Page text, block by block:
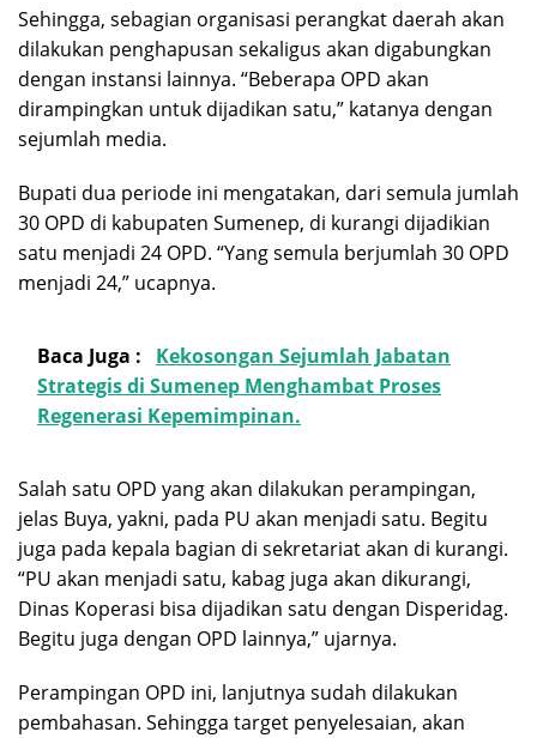
Sehingga, sebagian organisasi perangkat daerah akan
dilakukan penghapusan sekaligus akan digabungkan
dengan instansi lainnya. “Beberapa OPD akan
dirampingkan untuk dijadikan satu,” katanya dengan
sejumlah media.
Bupati dua periode ini mengatakan, dari semula jumlah
30 OPD di kabupaten Sumenep, di kurangi dijadikian
satu menjadi 24 OPD. “Yang semula berjumlah 30 OPD
menjadi 24,” ucapnya.
Baca Juga :
Kekosongan Sejumlah Jabatan
Strategis di Sumenep Menghambat Proses
Regenerasi Kepemimpinan.
Salah satu OPD yang akan dilakukan perampingan,
jelas Buya, yakni, pada PU akan menjadi satu. Begitu
juga pada kepala bagian di sekretariat akan di kurangi.
“PU akan menjadi satu, kabag juga akan dikurangi,
Dinas Koperasi bisa dijadikan satu dengan Disperidag.
Begitu juga dengan OPD lainnya,” ujarnya.
Perampingan OPD ini, lanjutnya sudah dilakukan
pembahasan. Sehingga target penyelesaian, akan